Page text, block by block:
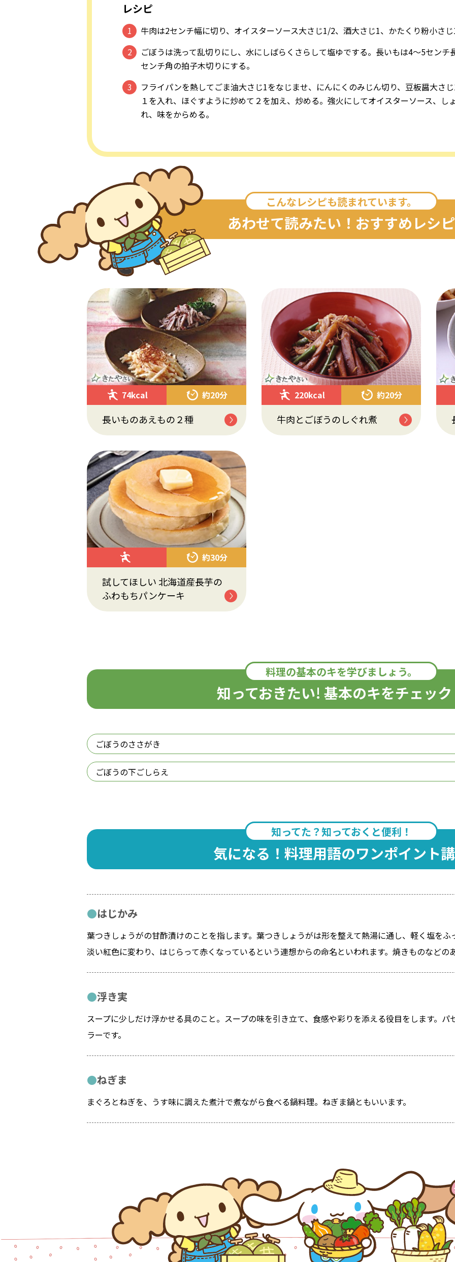
レシピ
牛肉は2センチ幅に切り、オイスターソース大さじ1/2、酒大さじ1、かたくり粉小さ
ごぼうは洗って乱切りにし、水にしばらくさらして塩ゆでする。長いもは4～5センチ
センチ角の拍子木切りにする。
フライパンを熱してごま油大さじ1をなじませ、にんにくのみじん切り、豆板醤大さ
１を入れ、ほぐすように炒めて２を加え、炒める。強火にしてオイスターソース、し
れ、味をからめる。
こんなレシピも読まれています。
あわせて読みたい！おすすめレシピ
74kcal 約20分
長いものあえもの２種
220kcal 約20分
牛肉とごぼうのしぐれ煮
約30分
試してほしい 北海道産長芋の
ふわもちパンケーキ
料理の基本のキを学びましょう。
知っておきたい! 基本のキをチェッ
ごぼうのささがき
ごぼうの下ごしらえ
知ってた？知っておくと便利！
気になる！料理用語のワンポイント
はじかみ
葉つきしょうがの甘酢漬けのことを指します。葉つきしょうがは形を整えて熱湯に通し、軽く塩を
淡い紅色に変わり、はじらって赤くなっているという連想からの命名といわれます。焼きものなどの
浮き実
スープに少しだけ浮かせる具のこと。スープの味を引き立て、食感や彩りを添える役目をします。
ラーです。
ねぎま
まぐろとねぎを、うす味に調えた煮汁で煮ながら食べる鍋料理。ねぎま鍋ともいいます。